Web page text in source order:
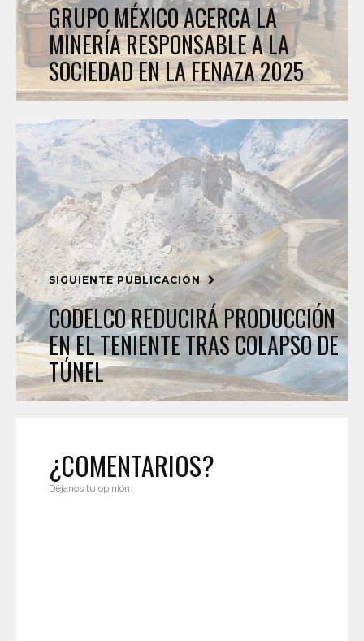
GRUPO MÉXICO ACERCA LA
MINERÍA RESPONSABLE A LA
SOCIEDAD EN LA FENAZA 2025
SIGUIENTE PUBLICACIÓN
CODELCO REDUCIRÁ PRODUCCIÓN
EN EL TENIENTE TRAS COLAPSO DE
TÚNEL
¿COMENTARIOS?
Déjanos tu opinión.